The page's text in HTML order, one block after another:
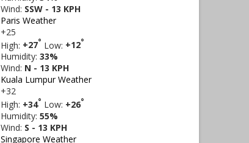
Wind: SSW - 13 KPH
Paris Weather
+25
High: +27° Low: +12°
Humidity: 33%
Wind: N - 13 KPH
Kuala Lumpur Weather
+32
High: +34° Low: +26°
Humidity: 55%
Wind: S - 13 KPH
Singapore Weather